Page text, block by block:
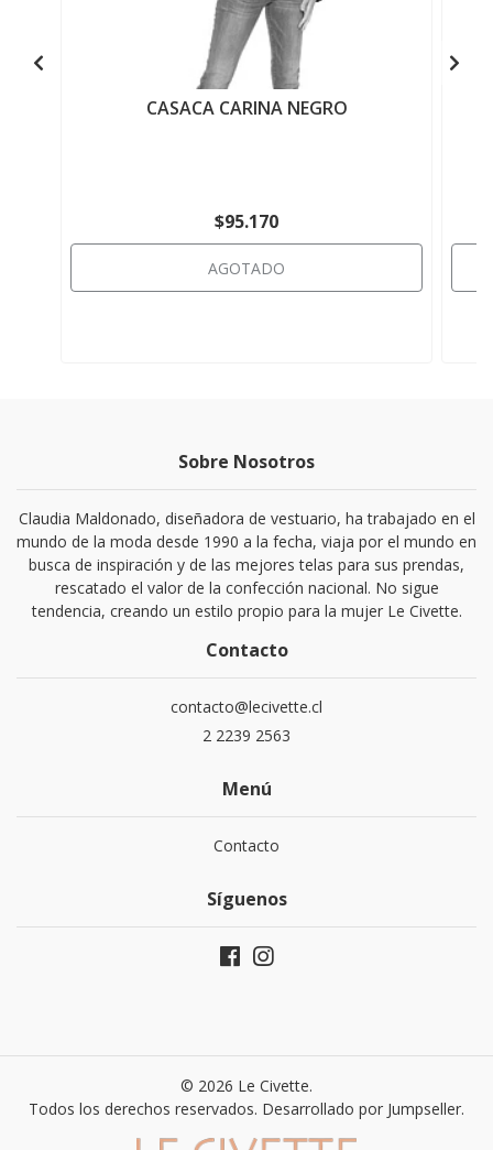
CASACA CARINA NEGRO
$95.170
AGOTADO
Sobre Nosotros
Claudia Maldonado, diseñadora de vestuario, ha trabajado en el
mundo de la moda desde 1990 a la fecha, viaja por el mundo en
busca de inspiración y de las mejores telas para sus prendas,
rescatado el valor de la confección nacional. No sigue
tendencia, creando un estilo propio para la mujer Le Civette.
Contacto
contacto@lecivette.cl
2 2239 2563
Menú
Contacto
Síguenos
© 2026 Le Civette.
Todos los derechos reservados. Desarrollado por Jumpseller.